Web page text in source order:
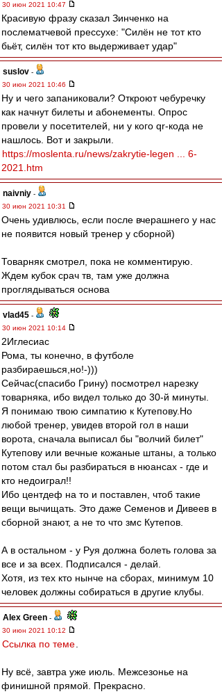
30 июн 2021 10:47
Красивую фразу сказал Зинченко на
послематчевой прессухе: "Силён не тот кто
бьёт, силён тот кто выдерживает удар"
suslov -
30 июн 2021 10:46
Ну и чего запаниковали? Откроют чебуречку
как начнут билеты и абонементы. Опрос
провели у посетителей, ни у кого qr-кода не
нашлось. Вот и закрыли.
https://moslenta.ru/news/zakrytie-legen ... 6-
2021.htm
naivniy -
30 июн 2021 10:31
Очень удивлюсь, если после вчерашнего у нас
не появится новый тренер у сборной)
Товарняк смотрел, пока не комментирую.
Ждем кубок срач тв, там уже должна
проглядываться основа
vlad45 -
30 июн 2021 10:14
2Иглесиас
Рома, ты конечно, в футболе
разбираешься,но!-)))
Сейчас(спасибо Грину) посмотрел нарезку
товарняка, ибо видел только до 30-й минуты.
Я понимаю твою симпатию к Кутепову.Но
любой тренер, увидев второй гол в наши
ворота, сначала выписал бы "волчий билет"
Кутепову или вечные кожаные штаны, а только
потом стал бы разбираться в нюансах - где и
кто недоиграл!!
Ибо центдеф на то и поставлен, чтоб такие
вещи вычищать. Это даже Семенов и Дивеев в
сборной знают, а не то что змс Кутепов.
А в остальном - у Руя должна болеть голова за
все и за всех. Подписался - делай.
Хотя, из тех кто нынче на сборах, минимум 10
человек должны собираться в другие клубы.
Alex Green -
30 июн 2021 10:12
Ссылка по теме
Ну всё, завтра уже июль. Межсезонье на
финишной прямой. Прекрасно.